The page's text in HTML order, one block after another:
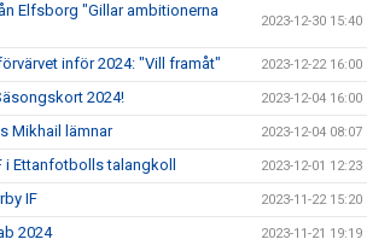
Elfsborg "Gillar ambitionerna
2023-12-30 15:40
inför 2024: "Vill framåt" 2023-12-22 16:00
2024! 2023-12-04 16:00
Mikhail lämnar 2023-12-04 08:07
Ettanfotbolls talangkoll 2023-12-01 12:23
IF 2023-11-22 15:20
2024 2023-11-21 19:19